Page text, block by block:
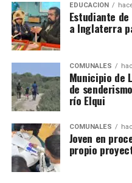
EDUCACIÓN
Estudiante
a Inglaterra
COMUNALES
Municipio de
de
río Elqui
COMUNALES
Joven en
propio